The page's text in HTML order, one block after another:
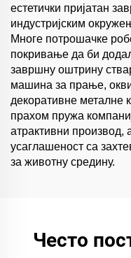
естетички пријатан
индустријским
Многе потрошачке
покривање да би
завршну оштрину
машина за прање,
декоративне металне
прахом пружа
атрактивни
усаглашеност са
за животну средину.
Често